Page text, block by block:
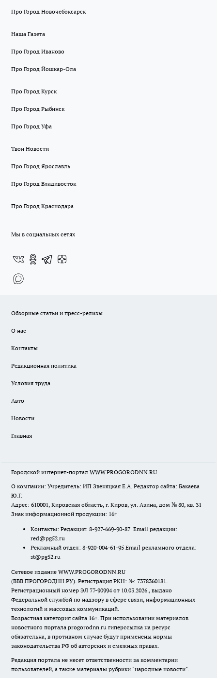
Про Город Новочебоксарск
Наша Газета
Про Город Иваново
Про Город Йошкар-Ола
Про Город Курск
Про Город Рыбинск
Про Город Уфа
Твои Новости
Про Город Ярославль
Про Город Владивосток
Про Город Краснодара
Мы в социальных сетях
Обзорные статьи и пресс-релизы
О нас
Контакты
Редакционная политика
Условия труда
Авто
Новости
Главная
Городской интернет-портал WWW.PROGORODNN.RU
О компании: Учредитель: ИП Звеняцкая Е.А. Редактор сайта: Бакаева
Ю.Г.
Адрес: 610001, Кировская область, г. Киров, ул. Азина, дом № 80, кв. 31
Знак информационной продукции: 16+
Контакты: Редакция: 8-927-669-90-87 Email редакции:
red@pg52.ru
Рекламный отдел: 8-920-004-61-95 Email рекламного отдела:
st@pg52.ru
Сетевое издание WWW.PROGORODNN.RU
(ВВВ.ПРОГОРОДНН.РУ). Регистрация РКН: №: 7378360181.
Регистрационный номер ЭЛ 77-90994 от 10.03.2026., выдано
Федеральной службой по надзору в сфере связи, информационных
технологий и массовых коммуникаций.
Возрастная категория сайта 16+. При использовании материалов
новостного портала progorodnn.ru гиперссылка на ресурс
обязательна, в противном случае будут применены нормы
законодательства РФ об авторских и смежных правах.
Редакция портала не несет ответственности за комментарии
пользователей, а также материалы рубрики "народные новости".